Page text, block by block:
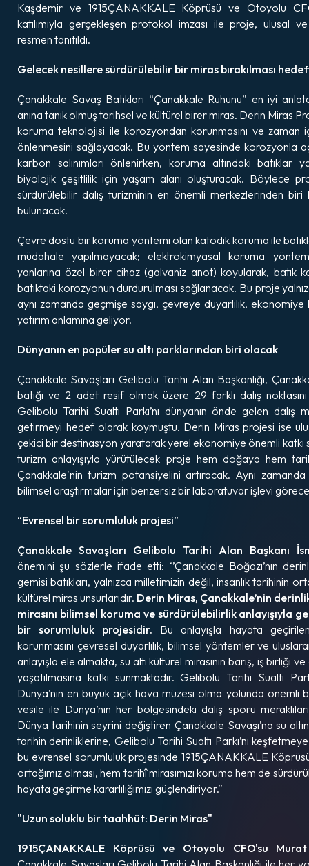
Kaşdemir ve 1915ÇANAKKALE Köprüsü ve Otoyolu
katılımıyla gerçekleşen protokol imzası ile proje, ulusal
resmen tanıtıldı.
Gelecek nesillere sürdürülebilir bir miras bırakılması
⁠Çanakkale Savaş Batıkları “Çanakkale Ruhunu” en iyi
anına tanık olmuş tarihsel ve kültürel birer miras. Derin Miras
koruma teknolojisi ile korozyondan korunmasını ve zaman
önlenmesini sağlayacak. Bu yöntem sayesinde korozyonla
karbon salınımları önlenirken, koruma altındaki batıklar
biyolojik çeşitlilik için yaşam alanı oluşturacak. Böylece
sürdürülebilir dalış turizminin en önemli merkezlerinden biri
bulunacak.
Çevre dostu bir koruma yöntemi olan katodik koruma ile
müdahale yapılmayacak; elektrokimyasal koruma
yanlarına özel birer cihaz (galvaniz anot) koyularak, batık
batıktaki korozyonun durdurulması sağlanacak. Bu proje
aynı zamanda geçmişe saygı, çevreye duyarlılık,
yatırım anlamına geliyor.
Dünyanın en popüler su altı parklarından biri olacak
Çanakkale Savaşları Gelibolu Tarihi Alan Başkanlığı,
batığı ve 2 adet resif olmak üzere 29 farklı dalış
Gelibolu Tarihi Sualtı Parkı’nı dünyanın önde gelen dalış
getirmeyi hedef olarak koymuştu. Derin Miras projesi ise
çekici bir destinasyon yaratarak yerel ekonomiye önemli
turizm anlayışıyla yürütülecek proje hem doğaya hem
Çanakkale'nin turizm potansiyelini artıracak. Aynı
bilimsel araştırmalar için benzersiz bir laboratuvar işlevi
“Evrensel bir sorumluluk projesi”
Çanakkale Savaşları Gelibolu Tarihi Alan Başkanı
önemini şu sözlerle ifade etti: ‘’Çanakkale Boğazı’nın
gemisi batıkları, yalnızca milletimizin değil, insanlık tarihinin
kültürel miras unsurlarıdır. Derin Miras, Çanakkale’nin
mirasını bilimsel koruma ve sürdürülebilirlik anlayışıyla
bir sorumluluk projesidir. Bu anlayışla hayata
korunmasını çevresel duyarlılık, bilimsel yöntemler ve
anlayışla ele almakta, su altı kültürel mirasının barış, iş birliği
yaşatılmasına katkı sunmaktadır. Gelibolu Tarihi Sualtı
Dünya’nın en büyük açık hava müzesi olma yolunda önemli
vesile ile Dünya’nın her bölgesindeki dalış sporu
Dünya tarihinin seyrini değiştiren Çanakkale Savaşı’na su
tarihin derinliklerine, Gelibolu Tarihi Sualtı Parkı’nı
bu evrensel sorumluluk projesinde 1915ÇANAKKALE
ortağımız olması, hem tarihî mirasımızı koruma hem de
hayata geçirme kararlılığımızı güçlendiriyor.”
"Uzun soluklu bir taahhüt: Derin Miras"
1915ÇANAKKALE Köprüsü ve Otoyolu CFO'su